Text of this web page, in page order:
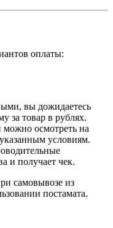
оплаты:
вы дожидаетесь
за товар в рублях.
можно осмотреть на
условиям.
и получает чек.
самовывозе из
постамата.